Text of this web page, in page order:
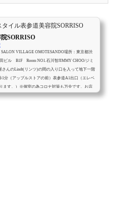
イル表参道美容院SORRISO
SORRISO
VILLAGE OMOTESANDO場所：東京都渋
ビル B1F Room NO1.石川智JIMMY CHOO/ジミ
さんのLindt(リンツ)の間の入り口を入って地下一階
1分（アップルストアの前）表参道A1出口（エレベ
ます。）※個室の為コロナ対策も万全です。お店
受付が御座いませんので入り口にあるiPadで受付